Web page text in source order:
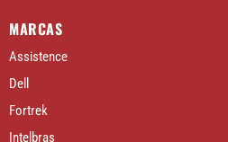
MARCAS
Assistence
Dell
Fortrek
Intelbras